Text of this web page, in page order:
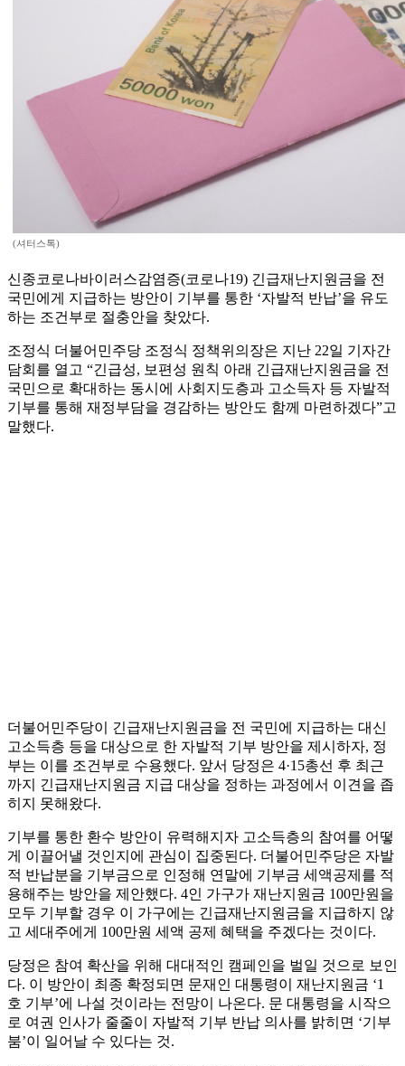
(셔터스톡)
신종코로나바이러스감염증(코로나19) 긴급재난지원금을 전
국민에게 지급하는 방안이 기부를 통한 ‘자발적 반납’을 유도
하는 조건부로 절충안을 찾았다.
조정식 더불어민주당 조정식 정책위의장은 지난 22일 기자간
담회를 열고 “긴급성, 보편성 원칙 아래 긴급재난지원금을 전
국민으로 확대하는 동시에 사회지도층과 고소득자 등 자발적
기부를 통해 재정부담을 경감하는 방안도 함께 마련하겠다”고
말했다.
더불어민주당이 긴급재난지원금을 전 국민에 지급하는 대신
고소득층 등을 대상으로 한 자발적 기부 방안을 제시하자, 정
부는 이를 조건부로 수용했다. 앞서 당정은 4·15총선 후 최근
까지 긴급재난지원금 지급 대상을 정하는 과정에서 이견을 좁
히지 못해왔다.
기부를 통한 환수 방안이 유력해지자 고소득층의 참여를 어떻
게 이끌어낼 것인지에 관심이 집중된다. 더불어민주당은 자발
적 반납분을 기부금으로 인정해 연말에 기부금 세액공제를 적
용해주는 방안을 제안했다. 4인 가구가 재난지원금 100만원을
모두 기부할 경우 이 가구에는 긴급재난지원금을 지급하지 않
고 세대주에게 100만원 세액 공제 혜택을 주겠다는 것이다.
당정은 참여 확산을 위해 대대적인 캠페인을 벌일 것으로 보인
다. 이 방안이 최종 확정되면 문재인 대통령이 재난지원금 ‘1
호 기부’에 나설 것이라는 전망이 나온다. 문 대통령을 시작으
로 여권 인사가 줄줄이 자발적 기부 반납 의사를 밝히면 ‘기부
붐’이 일어날 수 있다는 것.